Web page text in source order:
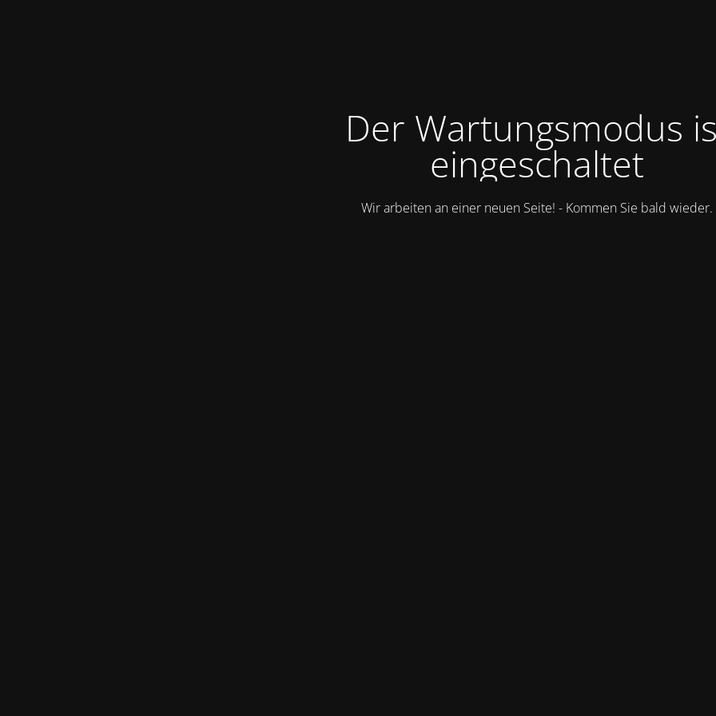
Der Wartungsmodus
eingeschaltet
Wir arbeiten an einer neuen Seite! - Kommen Sie bald wieder.